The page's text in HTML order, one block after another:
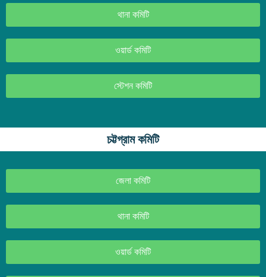
থানা কমিটি
ওয়ার্ড কমিটি
স্টেশন কমিটি
চট্টগ্রাম কমিটি
জেলা কমিটি
থানা কমিটি
ওয়ার্ড কমিটি